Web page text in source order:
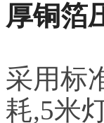
厚铜箔
采用标
耗,5米